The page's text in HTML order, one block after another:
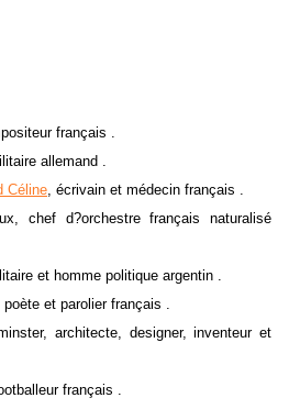
français .
allemand .
Céline, écrivain et médecin français .
chef d?orchestre français naturalisé
et homme politique argentin .
et parolier français .
architecte, designer, inventeur et
français .